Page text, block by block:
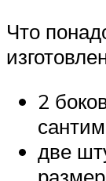
Что
2
две